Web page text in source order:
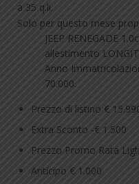
a 35 q.li.
Solo per questo mese
JEEP RENEGADE
allestimento
Anno
70.000.
Prezzo di listino €
Extra Sconto -€ 1.500
Prezzo Promo Rata
Anticipo € 1.000